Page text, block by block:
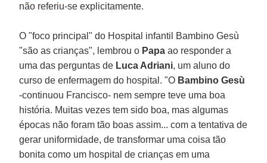
não referiu-se explicitamente.
O "foco principal" do Hospital infantil Bambino Gesù
"são as crianças", lembrou o Papa ao responder a
uma das perguntas de Luca Adriani, um aluno do
curso de enfermagem do hospital. "O Bambino Gesù
-continuou Francisco- nem sempre teve uma boa
história. Muitas vezes tem sido boa, mas algumas
épocas não foram tão boas assim... com a tentativa de
gerar uniformidade, de transformar uma coisa tão
bonita como um hospital de crianças em uma